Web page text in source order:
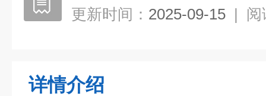
更新时间： 2025-09-15 | 阅
详情介绍